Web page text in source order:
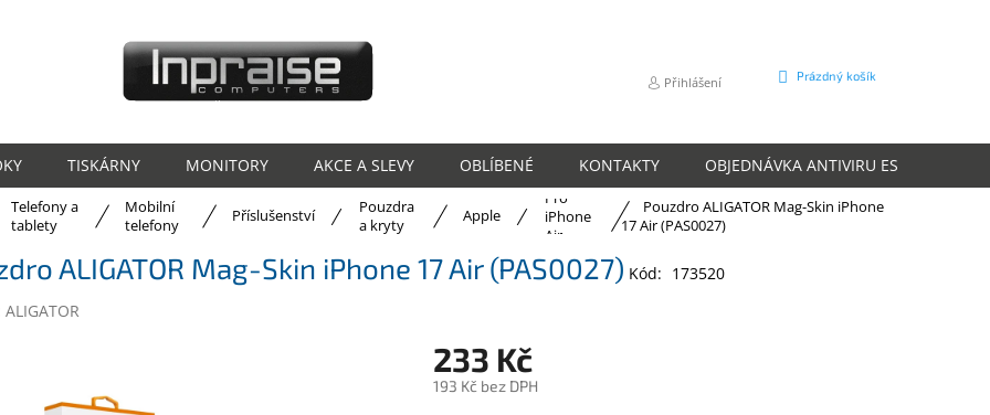
Přihlášení
NÁKUPNÍ
Prázdný košík
TISKÁRNY MONITORY AKCE A SLEVY OBLÍBENÉ KONTAKTY OBJEDNÁVKA ANTIVIRU ESET
Telefony a
tablety
Mobilní
telefony
Příslušenství
Pouzdra
a kryty
Apple
Pro
iPhone
Air
Pouzdro ALIGATOR Mag-Skin iPhone
17 Air (PAS0027)
ALIGATOR Mag-Skin iPhone 17 Air (PAS0027) Kód: 173520
ALIGATOR
233 Kč
193 Kč bez DPH